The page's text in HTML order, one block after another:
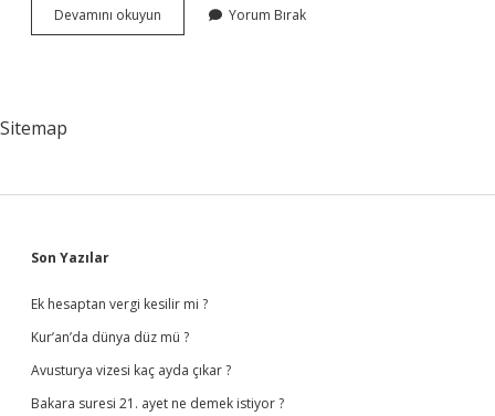
Devamını okuyun
Şehri
Yorum Bırak
Sitemap
Sidebar
Son Yazılar
Ek hesaptan vergi kesilir mi ?
Kur’an’da dünya düz mü ?
Avusturya vizesi kaç ayda çıkar ?
Bakara suresi 21. ayet ne demek istiyor ?